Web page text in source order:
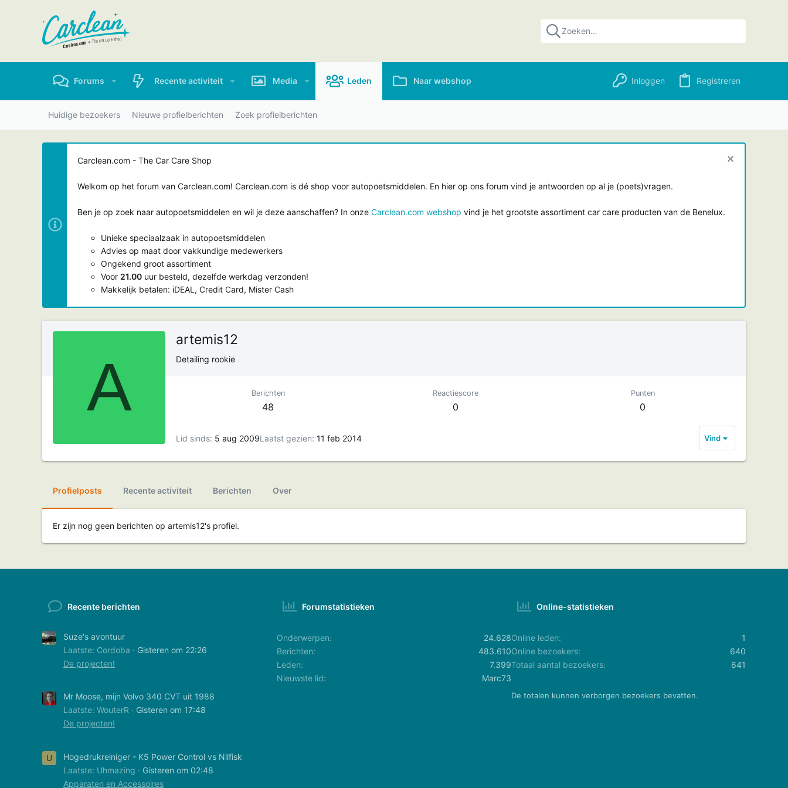
Forums Recente activiteit Media Leden Naar webshop Inloggen Registreren
Huidige bezoekers Nieuwe profielberichten Zoek profielberichten
Carclean.com - The Car Care Shop
Welkom op het forum van Carclean.com! Carclean.com is dé shop voor autopoetsmiddelen. En hier op ons forum vind je antwoorden op al je (poets)vragen.
Ben je op zoek naar autopoetsmiddelen en wil je deze aanschaffen? In onze Carclean.com webshop vind je het grootste assortiment car care producten van de Benelux.
Unieke speciaalzaak in autopoetsmiddelen
Advies op maat door vakkundige medewerkers
Ongekend groot assortiment
Voor 21.00 uur besteld, dezelfde werkdag verzonden!
Makkelijk betalen: iDEAL, Credit Card, Mister Cash
A
artemis12
Detailing rookie
Berichten
48
Reactiescore
0
Punten
0
Lid sinds 5 aug 2009Laatst gezien 11 feb 2014 Vind
Profielposts Recente activiteit Berichten Over
Er zijn nog geen berichten op artemis12's profiel.
Recente berichten
Suze's avontuur
Laatste: Cordoba
Gisteren om 22:26
De projecten!
Mr Moose, mijn Volvo 340 CVT uit 1988
Laatste: WouterR
Gisteren om 17:48
De projecten!
U
Hogedrukreiniger - K5 Power Control vs Nilfisk
Laatste: Uhmazing
Gisteren om 02:48
Apparaten en Accessoires
Forumstatistieken
Onderwerpen
24.628
Berichten
483.610
Leden
7.399
Nieuwste lid
Marc73
Online-statistieken
Online leden
1
Online bezoekers
640
Totaal aantal bezoekers
641
De totalen kunnen verborgen bezoekers bevatten.